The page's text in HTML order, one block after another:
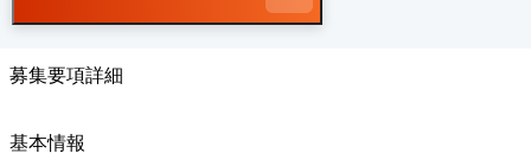
募集要項詳細
基本情報